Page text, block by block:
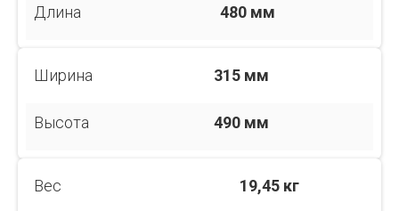
Длина 480 мм
Ширина 315 мм
Высота 490 мм
Вес 19,45 кг